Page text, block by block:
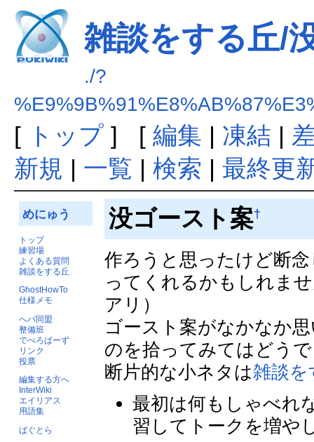
雑談をする丘/
./?
[ トップ] [ 編集 | 凍結 |
新規 | 一覧 | 検索 | 最終更
めにゅう
トップ
練習場
よくある質問
雑談をする丘
GhostHowTo
仕様メモ
へパ同盟
整備班
でべろぱーず
リンク
投票
編集する方へ
InterWiki
エイリアス
用語集
ばぐとら
没ゴースト案†
作ろうと思ったけど断
ってくれるかもしれま
アリ）
ゴースト案がなかなか
のを拾ってみてはどう
断片的な小ネタは雑談を
最初は何もしゃべれ
習してトークを増や